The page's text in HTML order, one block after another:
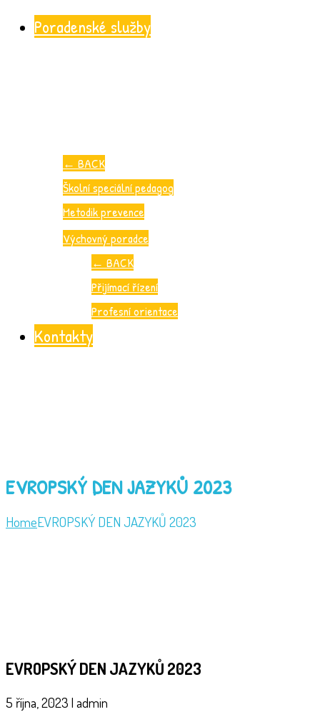
Poradenské služby
← BACK
Školní speciální pedagog
Metodik prevence
Výchovný poradce
← BACK
Přijímací řízení
Profesní orientace
Kontakty
EVROPSKÝ DEN JAZYKŮ 2023
HomeEVROPSKÝ DEN JAZYKŮ 2023
EVROPSKÝ DEN JAZYKŮ 2023
5 října, 2023 | admin